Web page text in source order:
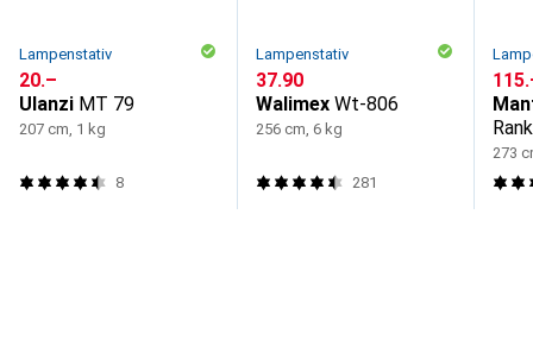
Lampenstativ
CHF
20.–
Ulanzi MT 79
207 cm, 1 kg
8
Lampenstativ
CHF
37.90
Walimex Wt-806
256 cm, 6 kg
281
CHF
273